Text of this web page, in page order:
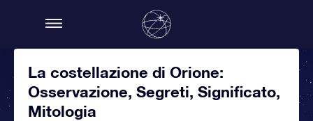
La costellazione di Orione:
Osservazione, Segreti, Significato,
Mitologia